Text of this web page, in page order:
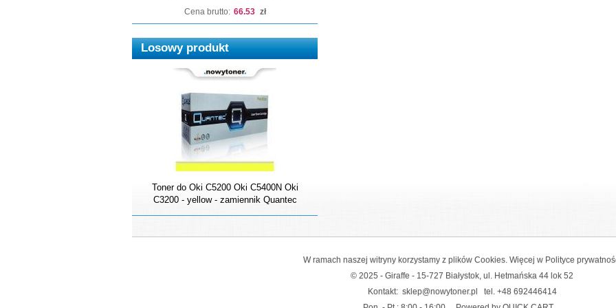
Cena brutto: 66.53 zł
Losowy produkt
Toner do Oki C5200 Oki C5400N Oki
C3200 - yellow - zamiennik Quantec
W ramach naszej witryny korzystamy z plików Cookies. Więcej w Polityce
© 2025 - Giraffe - 15-727 Białystok, ul. Hetmańska 44 lok 52
Kontakt: sklep@nowytoner.pl tel. +48 692446414